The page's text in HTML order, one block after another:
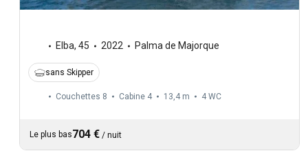
Elba, 45 2022 Palma de Majorque
sans Skipper
Couchettes 8 Cabine 4 13,4 m 4 WC
Le plus bas704 € / nuit